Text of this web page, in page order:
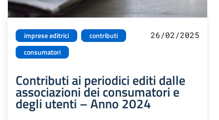
imprese editrici
contributi
consumatori
26/02/2025
Contributi ai periodici editi dalle
associazioni dei consumatori e
degli utenti – Anno 2024